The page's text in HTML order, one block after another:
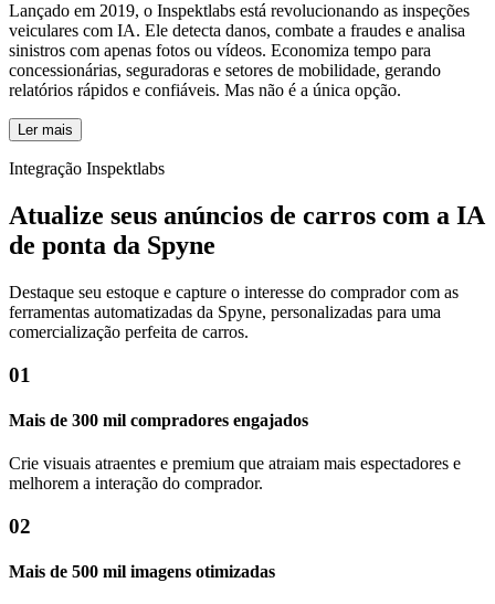
Lançado em 2019, o Inspektlabs está revolucionando as inspeções
veiculares com IA. Ele detecta danos, combate a fraudes e analisa
sinistros com apenas fotos ou vídeos. Economiza tempo para
concessionárias, seguradoras e setores de mobilidade, gerando
relatórios rápidos e confiáveis. Mas não é a única opção.
Ler mais
Integração Inspektlabs
Atualize seus anúncios de carros com a IA
de ponta da Spyne
Destaque seu estoque e capture o interesse do comprador com as
ferramentas automatizadas da Spyne, personalizadas para uma
comercialização perfeita de carros.
01
Mais de 300 mil compradores engajados
Crie visuais atraentes e premium que atraiam mais espectadores e
melhorem a interação do comprador.
02
Mais de 500 mil imagens otimizadas